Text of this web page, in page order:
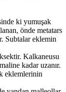
ki yumuşak
önde metatars
Subtalar eklemin
Kalkaneusu
kadar uzanır.
eklemlerinin